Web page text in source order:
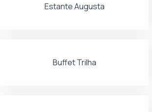
Estante Augusta
Buffet Trilha